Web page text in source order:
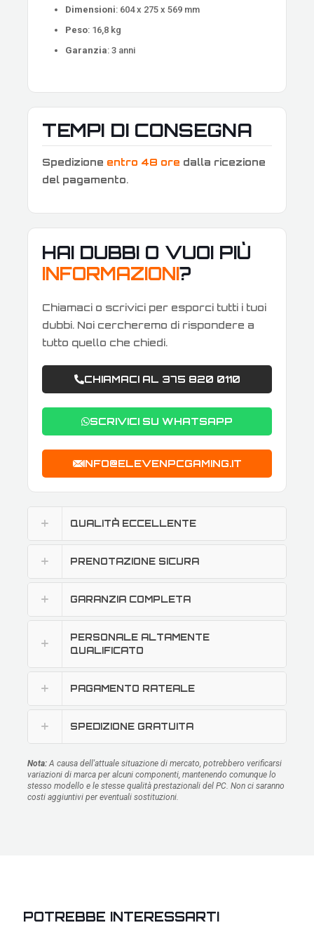
Dimensioni: 604 x 275 x 569 mm
Peso: 16,8 kg
Garanzia: 3 anni
TEMPI DI CONSEGNA
Spedizione entro 48 ore dalla ricezione
del pagamento.
HAI DUBBI O VUOI PIÙ
INFORMAZIONI?
Chiamaci o scrivici per esporci tutti i tuoi
dubbi. Noi cercheremo di rispondere a
tutto quello che chiedi.
CHIAMACI AL 375 820 0110
SCRIVICI SU WHATSAPP
INFO@ELEVENPCGAMING.IT
QUALITÀ ECCELLENTE
PRENOTAZIONE SICURA
GARANZIA COMPLETA
PERSONALE ALTAMENTE
QUALIFICATO
PAGAMENTO RATEALE
SPEDIZIONE GRATUITA
Nota: A causa dell'attuale situazione di mercato, potrebbero verificarsi
variazioni di marca per alcuni componenti, mantenendo comunque lo
stesso modello e le stesse qualità prestazionali del PC. Non ci saranno
costi aggiuntivi per eventuali sostituzioni.
POTREBBE INTERESSARTI